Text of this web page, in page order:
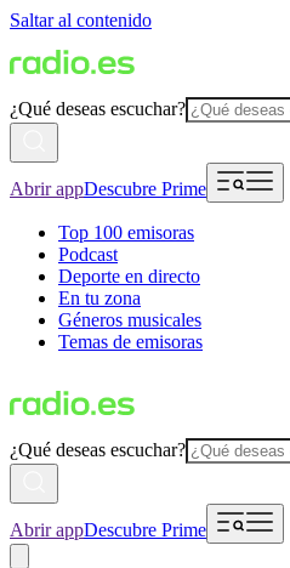
Saltar al contenido
¿Qué deseas escuchar?
Abrir appDescubre Prime
Top 100 emisoras
Podcast
Deporte en directo
En tu zona
Géneros musicales
Temas de emisoras
¿Qué deseas escuchar?
Abrir appDescubre Prime